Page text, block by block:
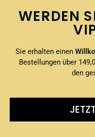
WERDEN
Sie erhalten einen
Bestellungen über
den